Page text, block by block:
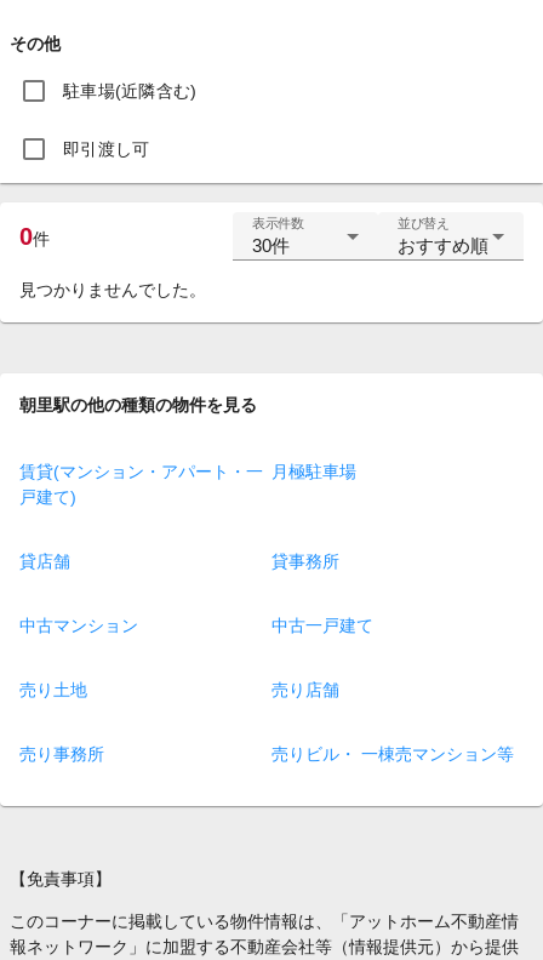
その他
駐車場(近隣含む)
即引渡し可
0件
表示件数
30件
並び替え
おすすめ順
見つかりませんでした。
朝里駅の他の種類の物件を見る
賃貸(マンション・アパート・一
戸建て)
月極駐車場
貸店舗 貸事務所
中古マンション 中古一戸建て
売り土地 売り店舗
売り事務所 売りビル・ 一棟売マンション等
【免責事項】
このコーナーに掲載している物件情報は、「アットホーム不動産情
報ネットワーク」に加盟する不動産会社等（情報提供元）から提供